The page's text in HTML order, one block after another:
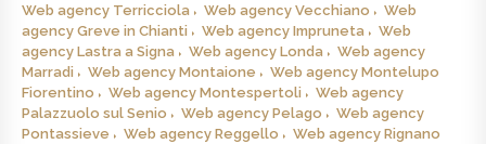
Web agency Terricciola
Web agency Vecchiano
Web
agency Greve in Chianti
Web agency Impruneta
Web
agency Lastra a Signa
Web agency Londa
Web agency
Marradi
Web agency Montaione
Web agency Montelupo
Fiorentino
Web agency Montespertoli
Web agency
Palazzuolo sul Senio
Web agency Pelago
Web agency
Pontassieve
Web agency Reggello
Web agency Rignano